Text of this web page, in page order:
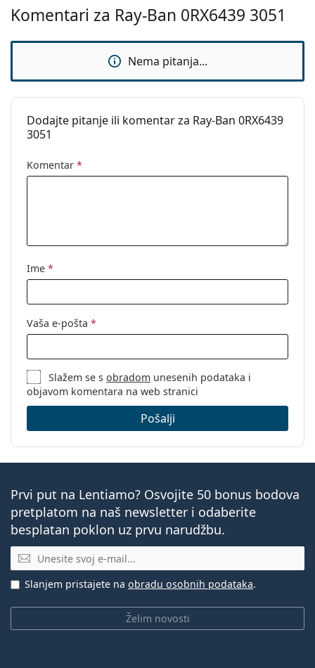
pronašli više stilova ili provjerite našvodič za kupnju
naočalaako trebate pomoć pri odabiru.
Ovo je medicinski proizvod. Prije uporabe pročitajte
upute za uporabu.
Komentari za Ray-Ban 0RX6439 3051
Nema pitanja...
Dodajte pitanje ili komentar za Ray-Ban 0RX6439
3051
Komentar *
Ime *
Vaša e-pošta *
Slažem se sobradom unesenih podataka i
objavom komentara na web stranici
Pošalji
Prvi put na Lentiamo? Osvojite 50 bonus bodova
pretplatom na naš newsletter i odaberite
besplatan poklon uz prvu narudžbu.
E-mail
Želim novosti
Slanjem pristajete na obradu osobnih podataka.